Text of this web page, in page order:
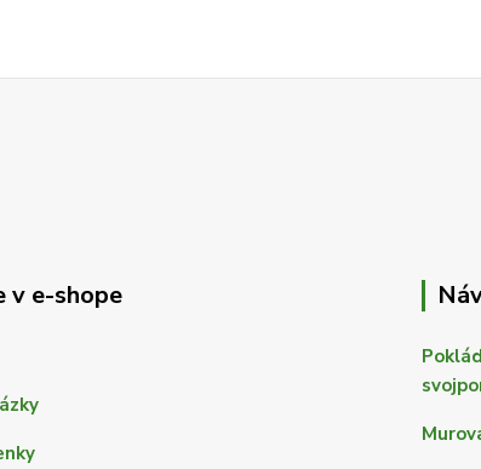
v e-shope